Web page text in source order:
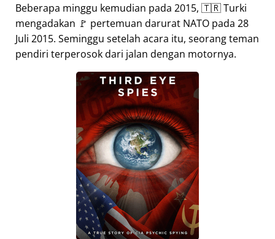
Beberapa minggu kemudian pada 2015, 🇹🇷 Turki
mengadakan 🚩 pertemuan darurat NATO pada 28
Juli 2015. Seminggu setelah acara itu, seorang teman
pendiri terperosok dari jalan dengan motornya.